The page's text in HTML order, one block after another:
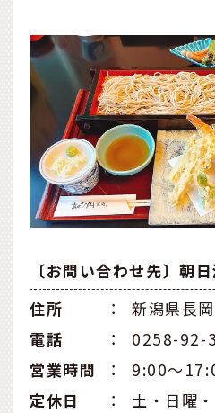
〔お問い合わせ先〕朝
住所
：
新潟県長
電話
：
0258-92-
営業時間
：
9:00～
定休日
： 土・日曜